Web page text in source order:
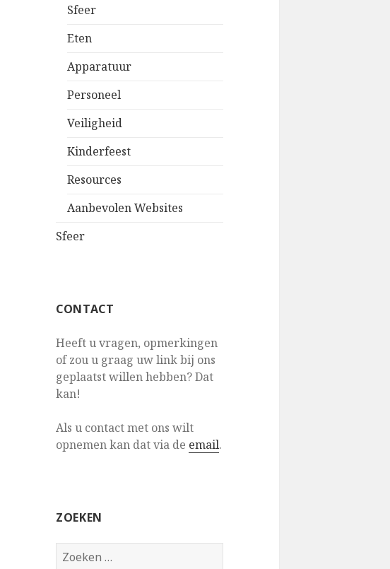
Sfeer
Eten
Apparatuur
Personeel
Veiligheid
Kinderfeest
Resources
Aanbevolen Websites
Sfeer
CONTACT
Heeft u vragen, opmerkingen
of zou u graag uw link bij ons
geplaatst willen hebben? Dat
kan!
Als u contact met ons wilt
opnemen kan dat via de email.
ZOEKEN
Z